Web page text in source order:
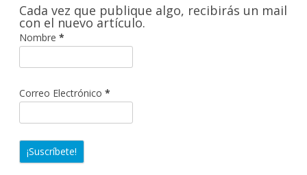
r
Cada vez que publique algo, recibirás un mail
con el nuevo artículo.
Nombre *
Correo Electrónico *